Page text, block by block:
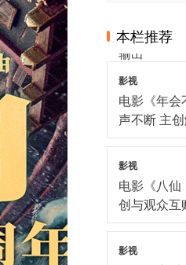
本栏推荐
演顺利举行
输出
影视
电影《年会
声不断 主
影视
电影《八仙
创与观众互
影视